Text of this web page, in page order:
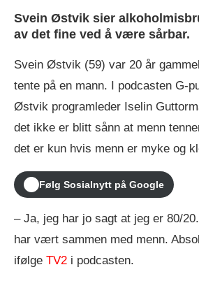
Svein Østvik sier
av det fine ved å være sårbar.
Svein Østvik (59) var 20 år
tente på en mann. I podcasten G-
Østvik programleder Iselin
det ikke er blitt sånn at menn
det er kun hvis menn er myke og
Følg Sosialnytt på Google
– Ja, jeg har jo sagt at jeg er 80/
har vært sammen med menn.
ifølge TV2 i podcasten.